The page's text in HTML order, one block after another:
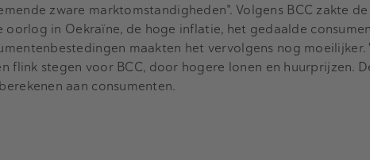
zware marktomstandigheden". Volgens BCC zakte
oorlog in Oekraïne, de hoge inflatie, het gedaalde
maakten het vervolgens nog
flink stegen voor BCC, door hogere lonen en huurprijzen.
aan consumenten.